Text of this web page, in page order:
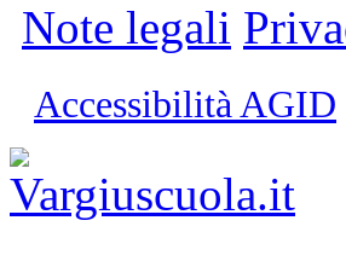
Note legali
Accessibilità AGID